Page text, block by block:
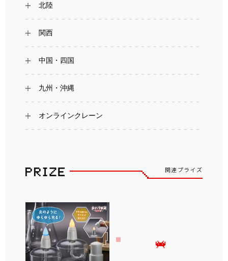
北陸
関西
中国・四国
九州・沖縄
オンラインクレーン
関連プライズ